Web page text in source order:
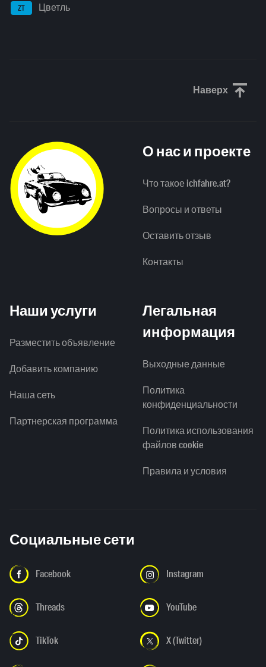
ZT Цветль
Наверх
О нас и проекте
Что такое ichfahre.at?
Вопросы и ответы
Оставить отзыв
Контакты
Наши услуги
Разместить объявление
Добавить компанию
Наша сеть
Партнерская программа
Легальная
информация
Выходные данные
Политика
конфиденциальности
Политика использования
файлов cookie
Правила и условия
Социальные сети
Facebook Instagram
Threads YouTube
TikTok X (Twitter)